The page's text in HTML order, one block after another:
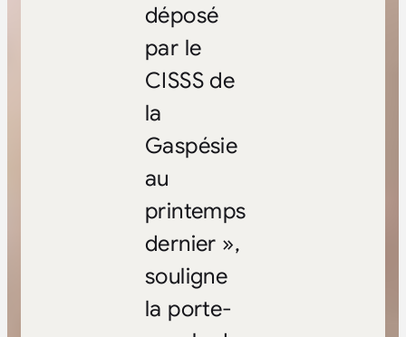
déposé
par le
CISSS de
la
Gaspésie
au
printemps
dernier »,
souligne
la porte-